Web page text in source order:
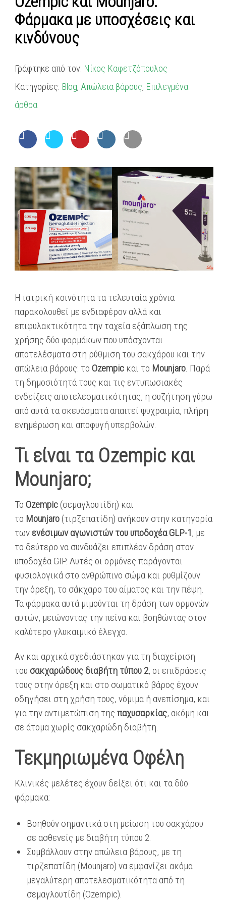
Φάρμακα με υποσχέσεις και
κινδύνους
Γράφτηκε από τον: Νίκος Καφετζόπουλος
Κατηγορίες: Blog, Απώλεια βάρους, Επιλεγμένα
άρθρα
Η ιατρική κοινότητα τα τελευταία χρόνια
παρακολουθεί με ενδιαφέρον αλλά και
επιφυλακτικότητα την ταχεία εξάπλωση της
χρήσης δύο φαρμάκων που υπόσχονται
αποτελέσματα στη ρύθμιση του σακχάρου και την
απώλεια βάρους: το Ozempic και το Mounjaro. Παρά
τη δημοσιότητά τους και τις εντυπωσιακές
ενδείξεις αποτελεσματικότητας, η συζήτηση γύρω
από αυτά τα σκευάσματα απαιτεί ψυχραιμία, πλήρη
ενημέρωση και αποφυγή υπερβολών.
Τι είναι τα Ozempic και
Mounjaro;
Το Ozempic (σεμαγλουτίδη) και
το Mounjaro (τιρζεπατίδη) ανήκουν στην κατηγορία
των ενέσιμων αγωνιστών του υποδοχέα GLP-1, με
το δεύτερο να συνδυάζει επιπλέον δράση στον
υποδοχέα GIP. Αυτές οι ορμόνες παράγονται
φυσιολογικά στο ανθρώπινο σώμα και ρυθμίζουν
την όρεξη, το σάκχαρο του αίματος και την πέψη.
Τα φάρμακα αυτά μιμούνται τη δράση των ορμονών
αυτών, μειώνοντας την πείνα και βοηθώντας στον
καλύτερο γλυκαιμικό έλεγχο.
Αν και αρχικά σχεδιάστηκαν για τη διαχείριση
του σακχαρώδους διαβήτη τύπου 2, οι επιδράσεις
τους στην όρεξη και στο σωματικό βάρος έχουν
οδηγήσει στη χρήση τους, νόμιμα ή ανεπίσημα, και
για την αντιμετώπιση τηςπαχυσαρκίας, ακόμη και
σε άτομα χωρίς σακχαρώδη διαβήτη.
Τεκμηριωμένα Οφέλη
Κλινικές μελέτες έχουν δείξει ότι και τα δύο
φάρμακα:
Βοηθούν σημαντικά στη μείωση του σακχάρου
σε ασθενείς με διαβήτη τύπου 2.
Συμβάλλουν στην απώλεια βάρους, με τη
τιρζεπατίδη (Mounjaro) να εμφανίζει ακόμα
μεγαλύτερη αποτελεσματικότητα από τη
σεμαγλουτίδη (Ozempic).